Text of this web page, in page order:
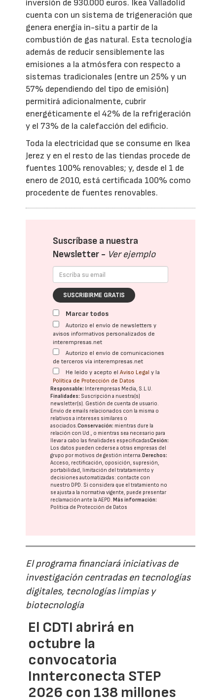
inversión de 930.000 euros. Ikea Valladolid
cuenta con un sistema de trigeneración que
genera energía in-situ a partir de la
combustión de gas natural. Esta tecnología
además de reducir sensiblemente las
emisiones a la atmósfera con respecto a
sistemas tradicionales (entre un 25% y un
57% dependiendo del tipo de emisión)
permitirá adicionalmente, cubrir
energéticamente el 42% de la refrigeración
y el 73% de la calefacción del edificio.
Toda la electricidad que se consume en Ikea
Jerez y en el resto de las tiendas procede de
fuentes 100% renovables; y, desde el 1 de
enero de 2010, está certificada 100% como
procedente de fuentes renovables.
Suscríbase a nuestra
Newsletter - Ver ejemplo
SUSCRIBIRME GRATIS
Marcar todos
Autorizo el envío de newsletters y
avisos informativos personalizados de
interempresas.net
Autorizo el envío de comunicaciones
de terceros vía interempresas.net
He leído y acepto elAviso Legal y la
Política de Protección de Datos
Responsable: Interempresas Media, S.L.U.
Finalidades: Suscripción a nuestra(s)
newsletter(s). Gestión de cuenta de usuario.
Envío de emails relacionados con la misma o
relativos a intereses similares o
asociados.Conservación: mientras dure la
relación con Ud., o mientras sea necesario para
llevar a cabo las finalidades especificadasCesión:
Los datos pueden cederse a otras empresas del
grupo por motivos de gestión interna. Derechos:
Acceso, rectificación, oposición, supresión,
portabilidad, limitación del tratatamiento y
decisiones automatizadas: contacte con
nuestro DPD. Si considera que el tratamiento no
se ajusta a la normativa vigente, puede presentar
reclamación ante laAEPD. Más información:
Política de Protección de Datos
El programa financiará iniciativas de
investigación centradas en tecnologías
digitales, tecnologías limpias y
biotecnología
El CDTI abrirá en
octubre la
convocatoria
Innterconecta STEP
2026 con 138 millones